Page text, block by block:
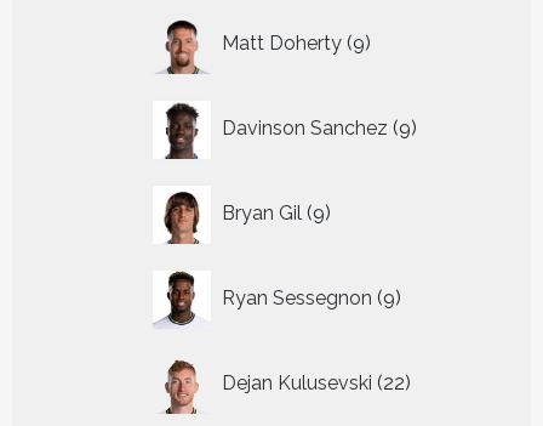
Matt Doherty 9
producten
Davinson Sanchez 9
producten
Bryan Gil 9
producten
Ryan Sessegnon 9
producten
Dejan Kulusevski 22
producten